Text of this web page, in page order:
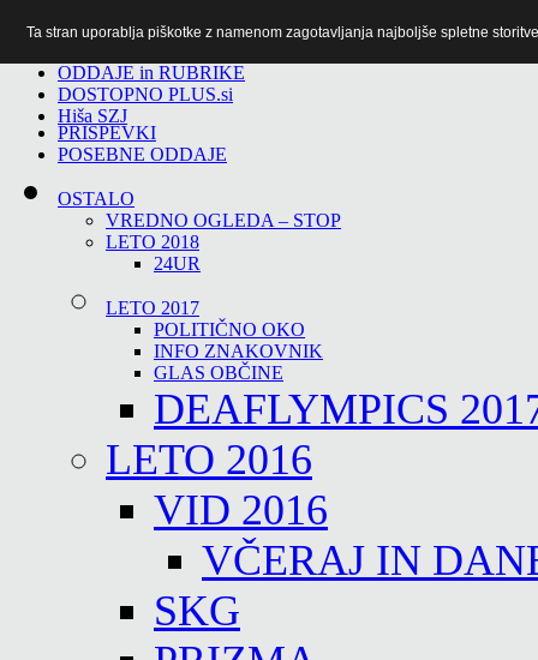
ODDAJE in RUBRIKE
DOSTOPNO PLUS.si
Hiša SZJ
PRISPEVKI
POSEBNE ODDAJE
OSTALO
VREDNO OGLEDA – STOP
LETO 2018
24UR
LETO 2017
POLITIČNO OKO
INFO ZNAKOVNIK
GLAS OBČINE
DEAFLYMPICS
LETO 2016
VID 2016
VČERAJ IN
SKG
Ta stran uporablja piškotke z namenom zagotavljanja najboljše spletne